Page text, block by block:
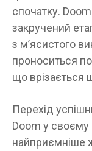
спочатку.
закручений
з м’ясистого
проноситься
що врізається
Перехід
Doom у
найприємніше